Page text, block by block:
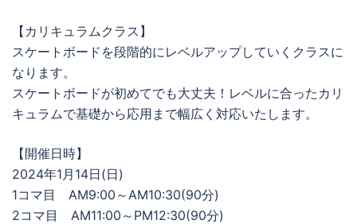
【カリキュラムクラス】
スケートボードを段階的にレベルアップしていくクラスに
なります。
スケートボードが初めてでも大丈夫！レベルに合ったカリ
キュラムで基礎から応用まで幅広く対応いたします。
【開催日時】
2024年1月14日(日)
1コマ目 AM9:00～AM10:30(90分)
2コマ目 AM11:00～PM12:30(90分)